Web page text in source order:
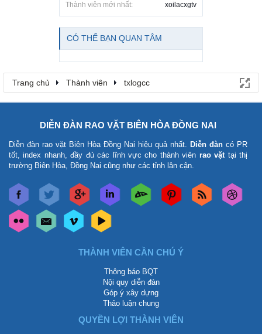
Thành viên mới nhất:
xoilacxgtv
CÓ THỂ BẠN QUAN TÂM
Trang chủ Thành viên txlogcc
DIỄN ĐÀN RAO VẶT BIÊN HÒA ĐỒNG NAI
Diễn đàn rao vặt Biên Hòa Đồng Nai hiệu quả nhất. Diễn đàn có PR
tốt, index nhanh, đầy đủ các lĩnh vực cho thành viên rao vặttại thị
trường Biên Hòa, Đồng Nai cũng như các tỉnh lân cận.
THÀNH VIÊN CẦN CHÚ Ý
Thông báo BQT
Nội quy diễn đàn
Góp ý xây dựng
Thảo luận chung
QUYỀN LỢI THÀNH VIÊN